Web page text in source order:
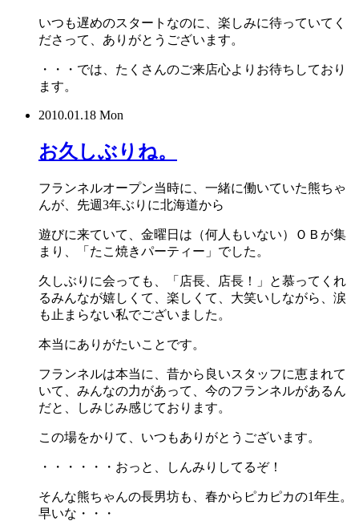
いつも遅めのスタートなのに、楽しみに待っていてく
ださって、ありがとうございます。
・・・では、たくさんのご来店心よりお待ちしており
ます。
2010.01.18 Mon
お久しぶりね。
フランネルオープン当時に、一緒に働いていた熊ちゃ
んが、先週3年ぶりに北海道から
遊びに来ていて、金曜日は（何人もいない）ＯＢが集
まり、「たこ焼きパーティー」でした。
久しぶりに会っても、「店長、店長！」と慕ってくれ
るみんなが嬉しくて、楽しくて、大笑いしながら、涙
も止まらない私でございました。
本当にありがたいことです。
フランネルは本当に、昔から良いスタッフに恵まれて
いて、みんなの力があって、今のフランネルがあるん
だと、しみじみ感じております。
この場をかりて、いつもありがとうございます。
・・・・・・おっと、しんみりしてるぞ！
そんな熊ちゃんの長男坊も、春からピカピカの1年生。
早いな・・・